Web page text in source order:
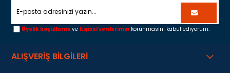
Üyelik koşullarını ve kişisel verilerimin korunmasını kabul ediyorum.
ALIŞVERİŞ BİLGİLERİ